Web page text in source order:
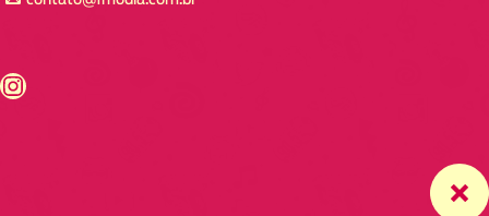
https://www.instagram.com/fmodia.cabofrio/